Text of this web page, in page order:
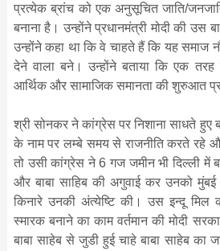
प्रत्येक ब्रांच को एक अनुसूचित जाति/
बनाना है। उन्होंने प्रधानमंत्री मोदी की उस
उन्होंने कहा था कि वे चाहते हैं कि यह समाज
देने वाला बने। उन्होंने बताया कि एक
आर्थिक और सामाजिक समानता की शुरुआत
श्री सोनकर ने कांग्रेस पर निशाना साधते हुए
के नाम पर लम्बे समय से राजनीति करते रहे
तो उसी कांग्रेस ने 6 गज जमीन भी दिल्ली में
और बाबा साहिब की अगुवाई कर उनको
किनारे उनकी अंत्येष्टि की। उस इन्दू
स्मारक बनाने का काम वर्तमान की मोदी
बाबा साहेब से जुडी हुई चाहे बाबा साहेब का